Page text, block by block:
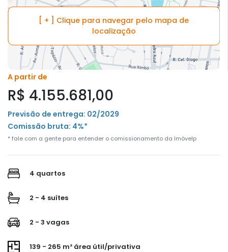
[ + ] Clique para navegar pelo mapa de
localização
A partir de
R$ 4.155.681,00
Previsão de entrega: 02/2029
Comissão bruta: 4%*
* fale com a gente para entender o comissionamento da Imóvelp
4 quartos
2 - 4 suítes
2 - 3 vagas
139 - 265 m² área útil/privativa